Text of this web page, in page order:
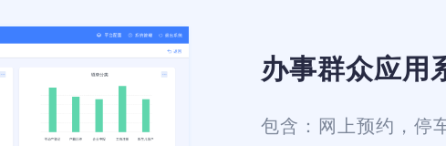
办事群众应用
包含：网上预约，停